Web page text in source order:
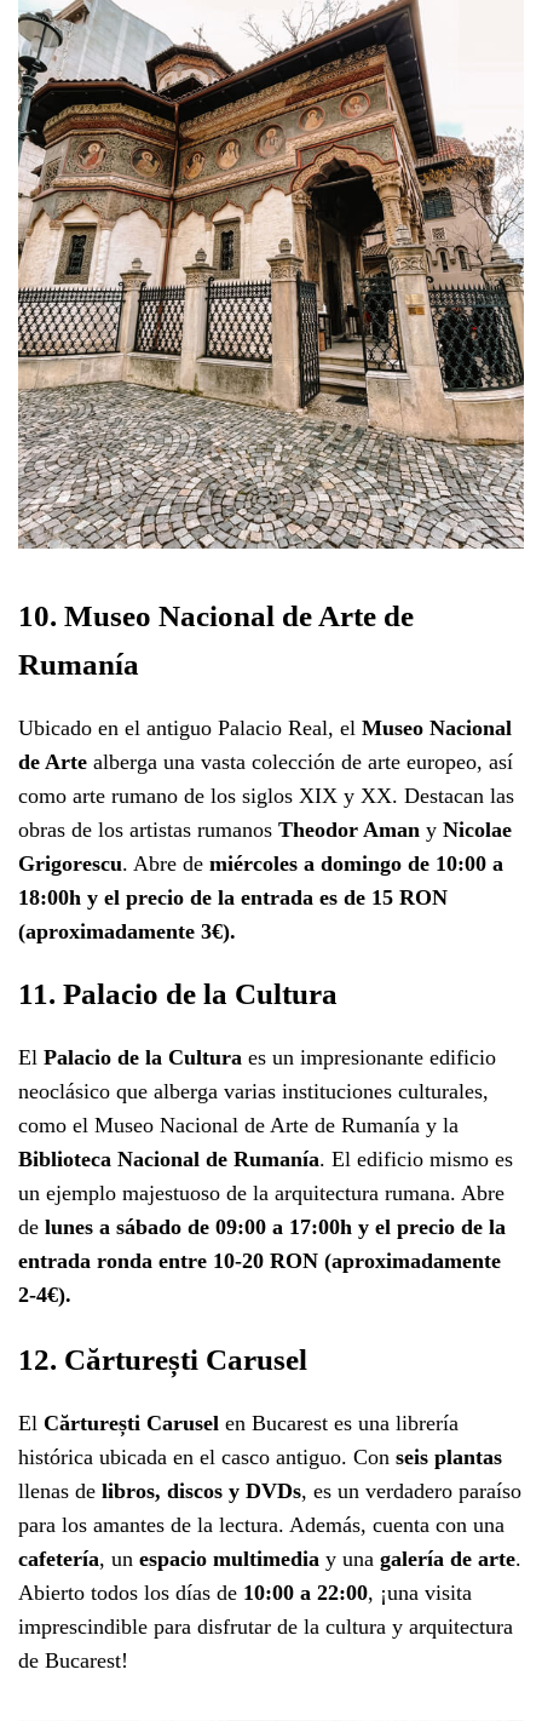
10. Museo Nacional de Arte de
Rumanía
Ubicado en el antiguo Palacio Real, el Museo Nacional
de Arte alberga una vasta colección de arte europeo, así
como arte rumano de los siglos XIX y XX. Destacan las
obras de los artistas rumanos Theodor Aman y Nicolae
Grigorescu. Abre de miércoles a domingo de 10:00 a
18:00h y el precio de la entrada es de 15 RON
(aproximadamente 3€).
11. Palacio de la Cultura
El Palacio de la Cultura es un impresionante edificio
neoclásico que alberga varias instituciones culturales,
como el Museo Nacional de Arte de Rumanía y la
Biblioteca Nacional de Rumanía. El edificio mismo es
un ejemplo majestuoso de la arquitectura rumana. Abre
de lunes a sábado de 09:00 a 17:00h y el precio de la
entrada ronda entre 10-20 RON (aproximadamente
2-4€).
12. Cărturești Carusel
El Cărturești Carusel en Bucarest es una librería
histórica ubicada en el casco antiguo. Con seis plantas
llenas de libros, discos y DVDs, es un verdadero paraíso
para los amantes de la lectura. Además, cuenta con una
cafetería, un espacio multimedia y una galería de arte.
Abierto todos los días de 10:00 a 22:00, ¡una visita
imprescindible para disfrutar de la cultura y arquitectura
de Bucarest!